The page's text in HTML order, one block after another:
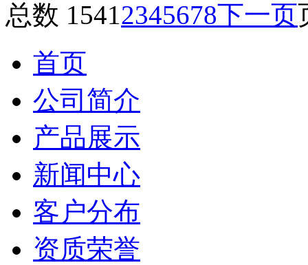
总数 15412345678下一页
首页
公司简介
产品展示
新闻中心
客户分布
资质荣誉